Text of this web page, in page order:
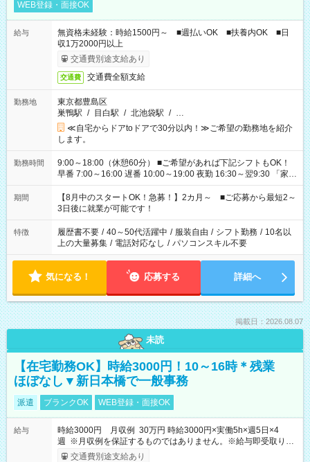
WEB登録・面接OK
給与
無資格未経験：時給1500円～ ■週払いOK ■扶養内OK ■日
収1万2000円以上
交通費別途支給あり
交通費 交通費全額支給
勤務地
東京都豊島区
巣鴨駅 / 目白駅 / 北池袋駅 / …
≪自宅からドアtoドアで30分以内！≫ご希望の勤務地を紹介
します。
勤務時間
9:00～18:00（休憩60分） ■ご希望があれば下記シフトもOK！
早番 7:00～16:00 遅番 10:00～19:00 夜勤 16:30～翌9:30 「家族
と休みを合わせたい」 「余裕を持って夕飯の準備がしたい」
「できれば残業はしたくない」 など、ご希望を教えてください
ね。 ※Wワーク希望の方へ 今ご覧のお仕事で希望する勤務時間
と、もう1つのお仕事の勤務時間。 合計で週40時間を超える場
合は応募できません。
期間
【8月中のスタートOK！急募！】2カ月～ ■ご応募から最短2～
3日後に就業が可能です！
特徴 履歴書不要 / 40～50代活躍中 / 服装自由 / シフト勤務 / 10名以
上の大量募集 / 電話対応なし / パソコンスキル不要
気になる！ 応募する 詳細へ
掲載日：2026.08.07
未読
【在宅勤務OK】時給3000円！10～16時＊残業
ほぼなし▼新日本橋で一般事務
派遣 ブランクOK WEB登録・面接OK
給与
時給3000円 月収例 30万円 時給3000円×実働5h×週5日×4
週 ※月収例を保証するものではありません。※給与即受取りサ
ービス利用可（利用条件有）
交通費別途支給あり